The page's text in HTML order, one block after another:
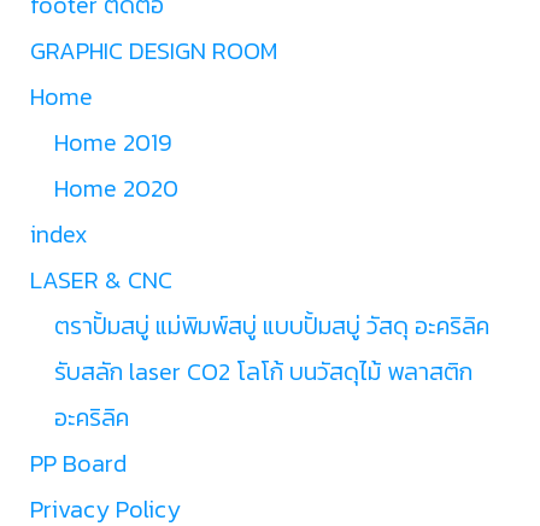
GRAPHIC DESIGN ROOM
Home
Home 2019
Home 2020
index
LASER & CNC
ตราปั้มสบู่ แม่พิมพ์สบู่ แบบปั้มสบู่ วัสดุ อะคริลิค
รับสลัก laser CO2 โลโก้ บนวัสดุไม้ พลาสติก
อะคริลิค
PP Board
Privacy Policy